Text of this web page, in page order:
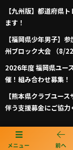
メニュー 前へ
【九州版】都道府県
ます！
【福岡県少年男子】
州ブロック大会 （8/
2026年度 福岡県ユ
催！組み合わせ募集！
【熊本県クラブユー
伴う支援募金にご協力